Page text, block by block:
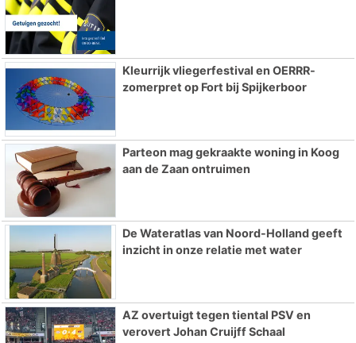
Kleurrijk vliegerfestival en OERRR-
zomerpret op Fort bij Spijkerboor
Parteon mag gekraakte woning in Koog
aan de Zaan ontruimen
De Wateratlas van Noord-Holland geeft
inzicht in onze relatie met water
AZ overtuigt tegen tiental PSV en
verovert Johan Cruijff Schaal